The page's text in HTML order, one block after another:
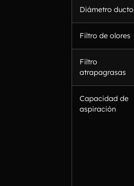
Diámetro ducto
Filtro de olores
Filtro
atrapagrasas
Capacidad de
aspiración